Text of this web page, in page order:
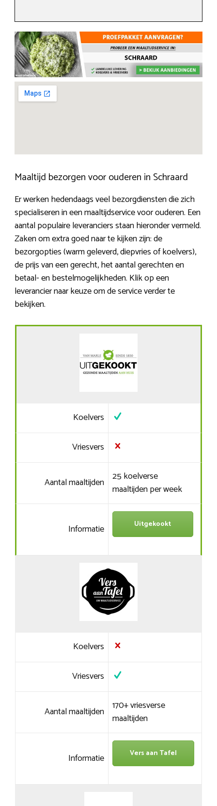
Maaltijd bezorgen voor ouderen in Schraard
Er werken hedendaags veel bezorgdiensten die zich
specialiseren in een maaltijdservice voor ouderen. Een
aantal populaire leveranciers staan hieronder vermeld.
Zaken om extra goed naar te kijken zijn: de
bezorgopties (warm geleverd, diepvries of koelvers),
de prijs van een gerecht, het aantal gerechten en
betaal- en bestelmogelijkheden. Klik op een
leverancier naar keuze om de service verder te
bekijken.
Koelvers
Vriesvers
Aantal maaltijden 25 koelverse
maaltijden per week
Informatie Uitgekookt
Koelvers
Vriesvers
Aantal maaltijden 170+ vriesverse
maaltijden
Informatie Vers aan Tafel